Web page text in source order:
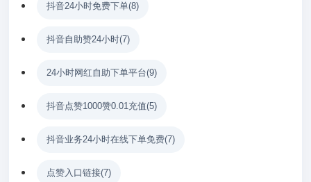
抖音24小时免费下单(8)
抖音自助赞24小时(7)
24小时网红自助下单平台(9)
抖音点赞1000赞0.01充值(5)
抖音业务24小时在线下单免费(7)
点赞入口链接(7)